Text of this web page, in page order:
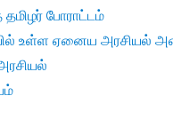
போராட்டம்
உள்ள ஏனைய அரசியல்